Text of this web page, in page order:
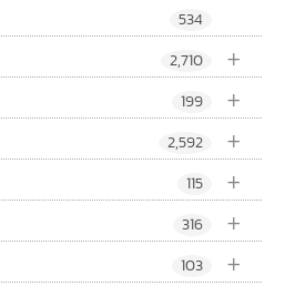
534
+
2,710
+
199
+
2,592
+
115
+
316
+
103